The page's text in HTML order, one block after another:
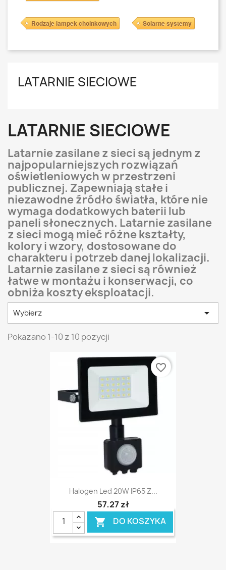
Rodzaje lampek choinkowych Solarne systemy
LATARNIE SIECIOWE
LATARNIE SIECIOWE
Latarnie zasilane z sieci są jednym z
najpopularniejszych rozwiązań
oświetleniowych w przestrzeni
publicznej. Zapewniają stałe i
niezawodne źródło światła, które nie
wymaga dodatkowych baterii lub
paneli słonecznych. Latarnie zasilane
z sieci mogą mieć różne kształty,
kolory i wzory, dostosowane do
charakteru i potrzeb danej lokalizacji.
Latarnie zasilane z sieci są również
łatwe w montażu i konserwacji, co
obniża koszty eksploatacji.
Wybierz 
Pokazano 1-10 z 10 pozycji
Halogen Led 20W IP65 Z...
57,27 zł
 DO KOSZYKA
favorite_border